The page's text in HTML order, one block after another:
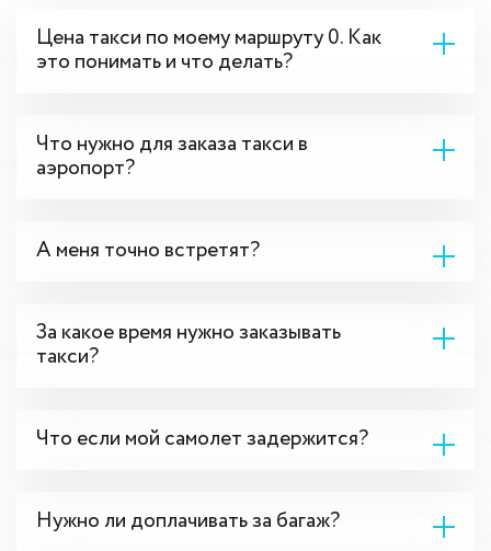
Цена такси по моему маршруту 0. Как
это понимать и что делать?
Что нужно для заказа такси в
аэропорт?
А меня точно встретят?
За какое время нужно заказывать
такси?
Что если мой самолет задержится?
Нужно ли доплачивать за багаж?